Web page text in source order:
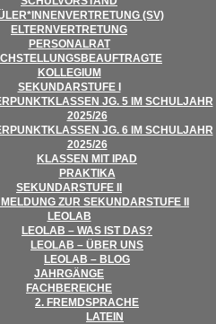
(SV)
ELTERN­VER­TRE­TUNG
PER­SO­NAL­RAT
KOL­LE­GIUM
SEKUN­DAR­STUFE I
JG. 5 IM SCHUL­JAHR
2025/​​26
JG. 6 IM SCHUL­JAHR
2025/​​26
KLAS­SEN MIT IPAD
PRAK­TIKA
SEKUN­DAR­STUFE II
ZUR SEKUN­DAR­STUFE II
LEO­LAB
LEO­LAB – WAS IST DAS?
LEO­LAB – ÜBER UNS
LEO­LAB – BLOG
JAHR­GÄNGE
FACH­BE­REI­CHE
2. FREMD­SPRA­CHE
LATEIN